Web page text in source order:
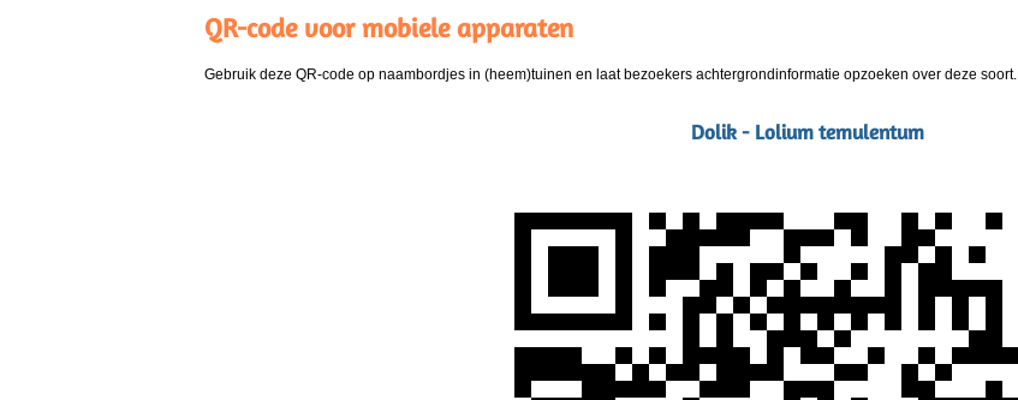
QR-code voor mobiele apparaten
Gebruik deze QR-code op naambordjes in (heem)tuinen en laat bezoekers achtergrondinformatie opzoeken over deze soort.
Dolik - Lolium temulentum